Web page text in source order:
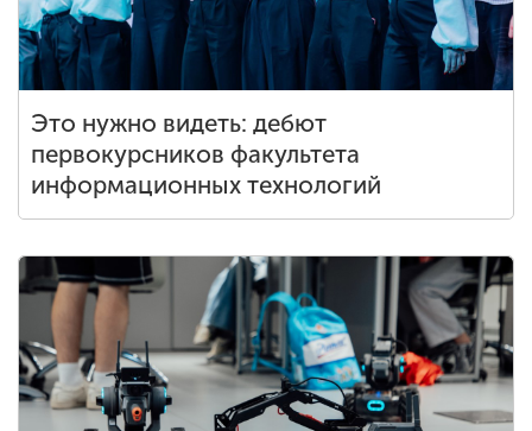
Это нужно видеть: дебют
первокурсников факультета
информационных технологий